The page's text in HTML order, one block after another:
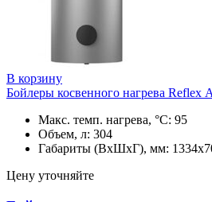
В корзину
Бойлеры косвенного нагрева Reflex
Макс. темп. нагрева, °С: 95
Объем, л: 304
Габариты (ВхШхГ), мм:
Цену уточняйте